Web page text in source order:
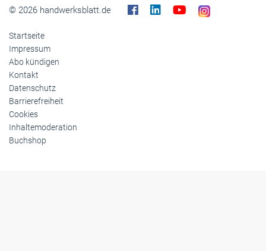
© 2026 handwerksblatt.de
Startseite
Impressum
Abo kündigen
Kontakt
Datenschutz
Barrierefreiheit
Cookies
Inhaltemoderation
Buchshop